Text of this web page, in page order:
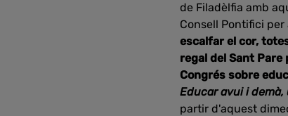
de Filadèlfia amb
Consell Pontifici
escalfar el cor,
regal del Sant
Congrés sobre
Educar avui i demà,
partir d'aquest